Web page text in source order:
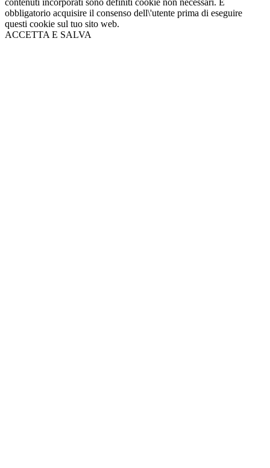
contenuti incorporati sono definiti cookie non necessari. È
obbligatorio acquisire il consenso dell\'utente prima di eseguire
questi cookie sul tuo sito web.
ACCETTA E SALVA